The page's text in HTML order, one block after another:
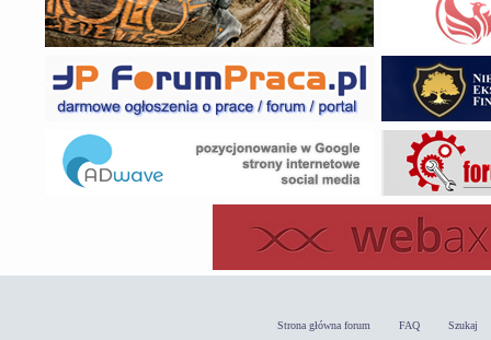
Strona główna forum FAQ Szukaj